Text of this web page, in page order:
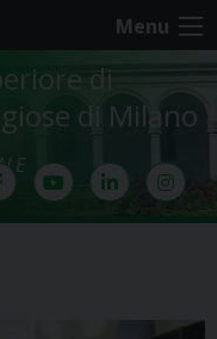
Menu
di
di Milano